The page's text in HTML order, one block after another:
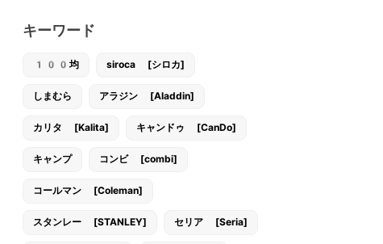
キーワード
100均 siroca [シロカ]
しまむら アラジン [Aladdin]
カリタ [Kalita] キャンドゥ [CanDo]
キャンプ コンビ [combi]
コールマン [Coleman]
スタンレー [STANLEY] セリア [Seria]